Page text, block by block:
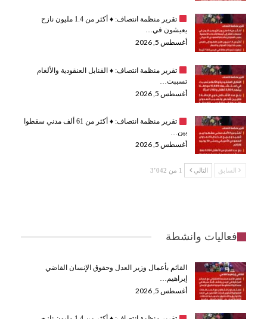
تقرير منظمة انتصاف: ♦️
أكثر من 1.4 مليون نازح
يعيشون في…
أغسطس 5, 2026
تقرير منظمة انتصاف: ♦️القنابل العنقودية والألغام
تسببت…
أغسطس 5, 2026
تقرير منظمة انتصاف: ♦️
أكثر من 61 ألف مدني سقطوا
بين…
أغسطس 5, 2026
السابق التالي 1 من 3٬042
فعاليات وانشطة
القائم بأعمال وزير العدل وحقوق الإنسان القاضي
إبراهيم…
أغسطس 5, 2026